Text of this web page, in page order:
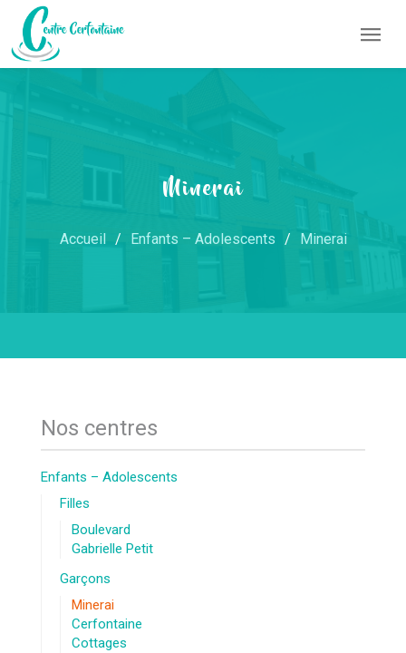
Minerai
Accueil Enfants – Adolescents Minerai
Nos centres
Enfants – Adolescents
Filles
Boulevard
Gabrielle Petit
Garçons
Minerai
Cerfontaine
Cottages